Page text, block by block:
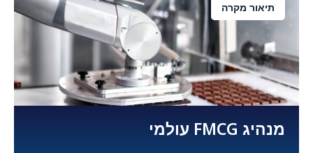
תיאור מקרה
מנהיג FMCG עולמי